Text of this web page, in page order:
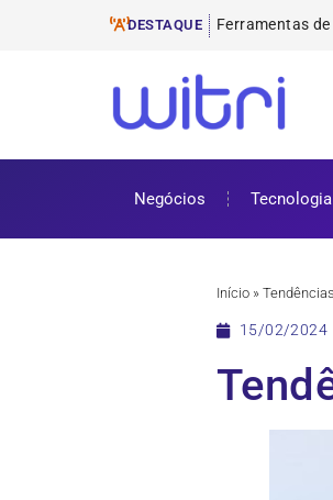
DESTAQUE Ferramentas de
ProUni: como
Cursos
ENEM 2025:
Negócios Tecnologia
Início »
15/02/2024